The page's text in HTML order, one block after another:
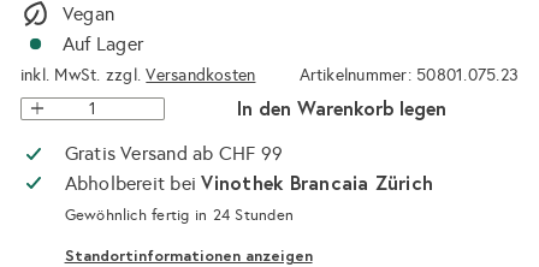
Vegan
Auf Lager
inkl. MwSt. zzgl.Versandkosten Artikelnummer: 50801.075.23
In den Warenkorb legen
Gratis Versand ab CHF 99
Abholbereit beiVinothek Brancaia Zürich
Gewöhnlich fertig in 24 Stunden
Standortinformationen anzeigen